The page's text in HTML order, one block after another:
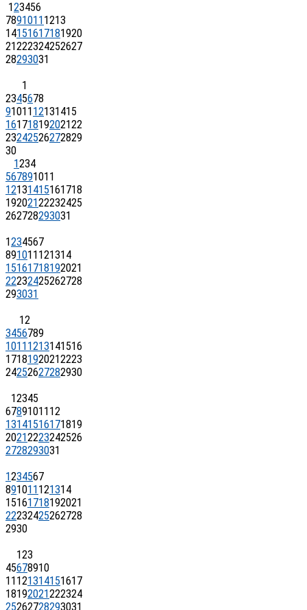
123456
7891011 1213
14151617181920
21222324252627
28293031
1
2345678
91011 12131415
16171819202122
23242526272829
30
1234
567891011
12131415161718
19202122232425
262728293031
1234567
891011 121314
15161718192021
22232425262728
293031
12
3456789
1011 1213141516
17181920212223
24252627282930
12345
67891011 12
13141516171819
20212223242526
2728293031
1234567
891011 121314
15161718192021
22232425262728
2930
123
45678910
11 121314151617
18192021222324
25262728293031